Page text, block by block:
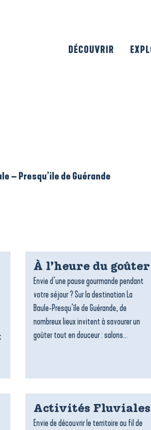
DÉCOUVRIR
favoris
– Presqu’ile de Guérande
À l’heure du goûter
Envie d’une pause gourmande pendant
votre séjour ? Sur la destination La
Baule-Presqu’île de Guérande, de
nombreux lieux invitent à savourer un
goûter tout en douceur : salons...
Activités Fluviales
Envie de découvrir le territoire au fil de